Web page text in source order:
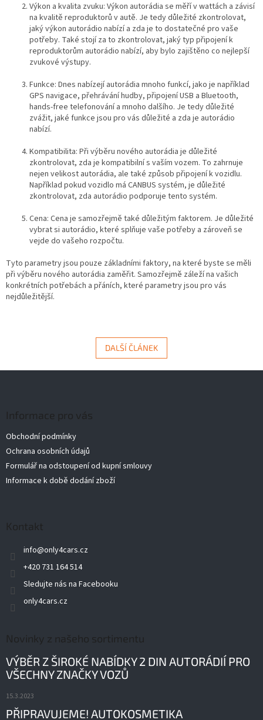
Výkon a kvalita zvuku: Výkon autorádia se měří v wattách a závisí
na kvalitě reproduktorů v autě. Je tedy důležité zkontrolovat,
jaký výkon autorádio nabízí a zda je to dostatečné pro vaše
potřeby. Také stojí za to zkontrolovat, jaký typ připojení k
reproduktorům autorádio nabízí, aby bylo zajištěno co nejlepší
zvukové výstupy.
Funkce: Dnes nabízejí autorádia mnoho funkcí, jako je například
GPS navigace, přehrávání hudby, připojení USB a Bluetooth,
hands-free telefonování a mnoho dalšího. Je tedy důležité
zvážit, jaké funkce jsou pro vás důležité a zda je autorádio
nabízí.
Kompatibilita: Při výběru nového autorádia je důležité
zkontrolovat, zda je kompatibilní s vaším vozem. To zahrnuje
nejen velikost autorádia, ale také způsob připojení k vozidlu.
Například pokud vozidlo má CANBUS systém, je důležité
zkontrolovat, zda autorádio podporuje tento systém.
Cena: Cena je samozřejmě také důležitým faktorem. Je důležité
vybrat si autorádio, které splňuje vaše potřeby a zároveň se
vejde do vašeho rozpočtu.
Tyto parametry jsou pouze základními faktory, na které byste se měli
při výběru nového autorádia zaměřit. Samozřejmě záleží na vašich
konkrétních potřebách a přáních, které parametry jsou pro vás
nejdůležitější.
DALŠÍ ČLÁNEK
Informace pro vás
Obchodní podmínky
Ochrana osobních údajů
Formulář na odstoupení od kupní smlouvy
Informace k době dodání zboží
Kontakt
info@only4cars.cz
+420 731 164 514
Sledujte nás na Facebooku
only4cars.cz
Novinky z našeho sortimentu
VÝBĚR Z ŠIROKÉ NABÍDKY 2 DIN AUTORÁDIÍ PRO
VŠECHNY ZNAČKY VOZŮ
15.3.2023
PŘIPRAVUJEME! AUTOKOSMETIKA